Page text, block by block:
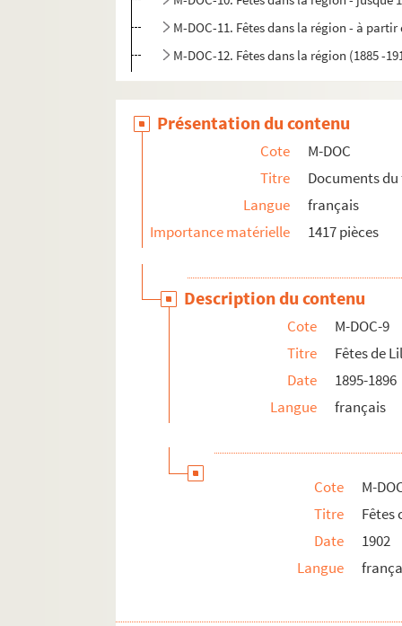
M-DOC-11. Fêtes dans la région - à partir
M-DOC-12. Fêtes dans la région (1885 -
Présentation du contenu
Cote
M-DOC
Titre
Documents
Langue
français
Importance matérielle
1417 pièces
Description du contenu
Cote
M-DOC-9
Titre
Fêtes de
Date
1895-1896
Langue
français
Cote
M-
Titre
Fêtes
Date
1902
Langue